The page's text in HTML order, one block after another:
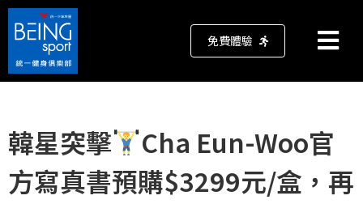
免費體驗
韓星突擊
Cha Eun-Woo官
方寫真書預購$3299元/盒，再